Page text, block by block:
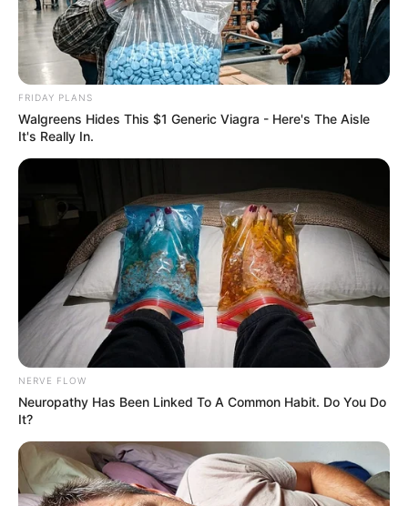
FRIDAY PLANS
Walgreens Hides This $1 Generic Viagra - Here's The Aisle
It's Really In.
NERVE FLOW
Neuropathy Has Been Linked To A Common Habit. Do You Do
It?